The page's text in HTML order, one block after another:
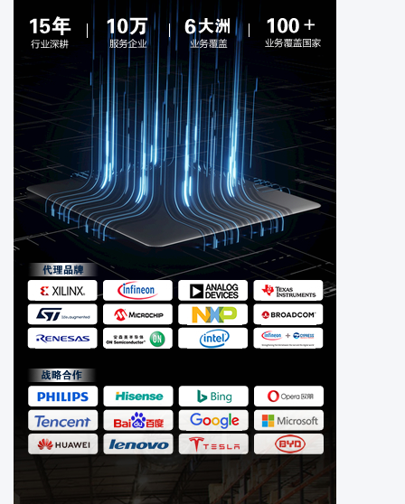
电机电磁阀驱动器板/模块
电缆电线
电位计可变电阻器
工业自动化与控制
光电器件